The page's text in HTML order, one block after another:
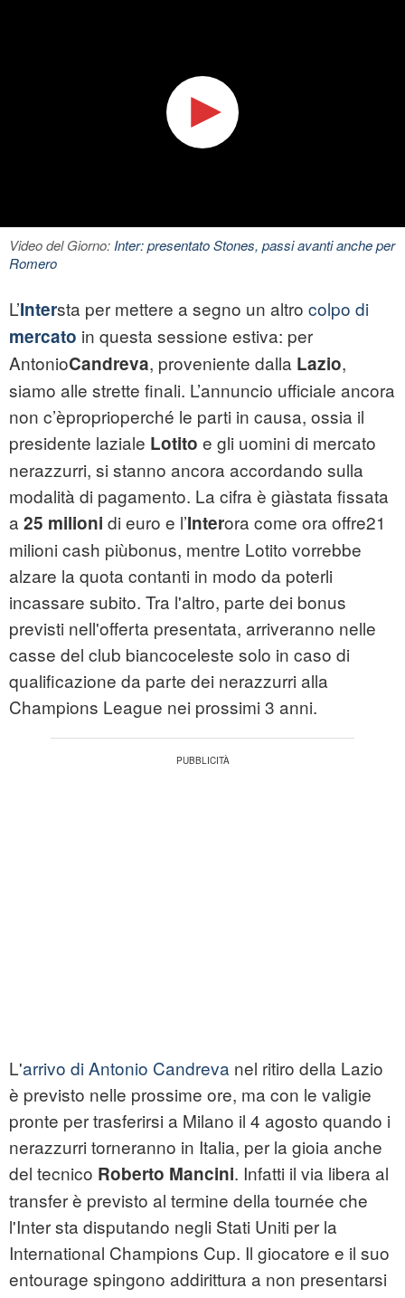
Video del Giorno:Inter: presentato Stones, passi avanti anche per
Romero
L’Intersta per mettere a segno un altro colpo di
mercato in questa sessione estiva: per
AntonioCandreva, proveniente dalla Lazio,
siamo alle strette finali. L’annuncio ufficiale ancora
non c’èproprioperché le parti in causa, ossia il
presidente laziale Lotito e gli uomini di mercato
nerazzurri, si stanno ancora accordando sulla
modalità di pagamento. La cifra è giàstata fissata
a 25 milioni di euro e l’Interora come ora offre21
milioni cash piùbonus, mentre Lotito vorrebbe
alzare la quota contanti in modo da poterli
incassare subito. Tra l'altro, parte dei bonus
previsti nell'offerta presentata, arriveranno nelle
casse del club biancoceleste solo in caso di
qualificazione da parte dei nerazzurri alla
Champions League nei prossimi 3 anni.
L'arrivo di Antonio Candreva nel ritiro della Lazio
è previsto nelle prossime ore, ma con le valigie
pronte per trasferirsi a Milano il 4 agosto quando i
nerazzurri torneranno in Italia, per la gioia anche
del tecnico Roberto Mancini. Infatti il via libera al
transfer è previsto al termine della tournée che
l'Inter sta disputando negli Stati Uniti per la
International Champions Cup. Il giocatore e il suo
entourage spingono addirittura a non presentarsi